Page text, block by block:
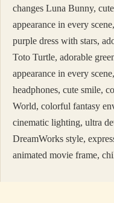
changes Luna Bunny,
appearance in every
purple dress with stars,
Toto Turtle, adorable
appearance in every
headphones, cute smile,
World, colorful fantasy
cinematic lighting, ultra
DreamWorks style,
animated movie frame,